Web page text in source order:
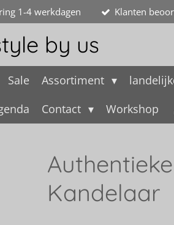
1-4 werkdagen Klanten
by us
Sale Assortiment
Contact Workshop
Kandelaar